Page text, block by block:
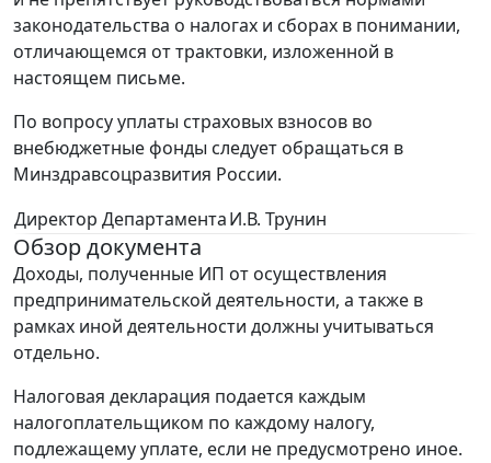
законодательства о налогах и сборах в понимании,
отличающемся от трактовки, изложенной в
настоящем письме.
По вопросу уплаты страховых взносов во
внебюджетные фонды следует обращаться в
Минздравсоцразвития России.
Директор ДепартаментаИ.В. Трунин
Обзор документа
Доходы, полученные ИП от осуществления
предпринимательской деятельности, а также в
рамках иной деятельности должны учитываться
отдельно.
Налоговая декларация подается каждым
налогоплательщиком по каждому налогу,
подлежащему уплате, если не предусмотрено иное.